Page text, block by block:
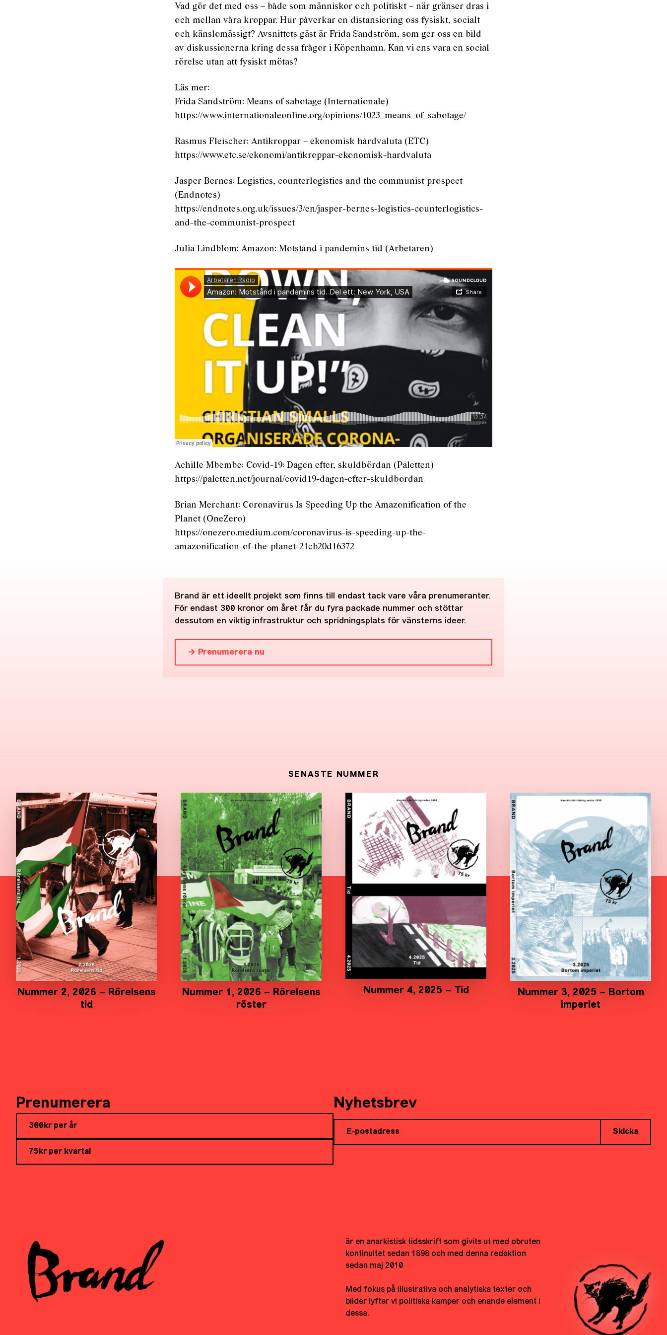
Vad gör det med oss – både som människor och politiskt – när gränser dras i
och mellan våra kroppar. Hur påverkar en distansiering oss fysiskt, socialt
och känslomässigt? Avsnittets gäst är Frida Sandström, som ger oss en bild
av diskussionerna kring dessa frågor i Köpenhamn. Kan vi ens vara en social
rörelse utan att fysiskt mötas?
Läs mer:
Frida Sandström: Means of sabotage (Internationale)
https://www.internationaleonline.org/opinions/1023_means_of_sabotage/
Rasmus Fleischer: Antikroppar – ekonomisk hårdvaluta (ETC)
https://www.etc.se/ekonomi/antikroppar-ekonomisk-hardvaluta
Jasper Bernes: Logistics, counterlogistics and the communist prospect
(Endnotes)
https://endnotes.org.uk/issues/3/en/jasper-bernes-logistics-counterlogistics-
and-the-communist-prospect
Julia Lindblom: Amazon: Motstånd i pandemins tid (Arbetaren)
Achille Mbembe: Covid-19: Dagen efter, skuldbördan (Paletten)
https://paletten.net/journal/covid19-dagen-efter-skuldbordan
Brian Merchant: Coronavirus Is Speeding Up the Amazonification of the
Planet (OneZero)
https://onezero.medium.com/coronavirus-is-speeding-up-the-
amazonification-of-the-planet-21cb20d16372
Brand är ett ideellt projekt som finns till endast tack vare våra prenumeranter.
För endast 300 kronor om året får du fyra packade nummer och stöttar
dessutom en viktig infrastruktur och spridningsplats för vänsterns ideer.
→ Prenumerera nu
SENASTE NUMMER
Nummer 2, 2026 – Rörelsens
tid
Nummer 1, 2026 – Rörelsens
röster
Nummer 4, 2025 – Tid
Nummer 3, 2025 – Bortom
imperiet
Prenumerera
300kr per år
75kr per kvartal
Nyhetsbrev
Skicka
är en anarkistisk tidsskrift som givits ut med obruten
kontinuitet sedan 1898 och med denna redaktion
sedan maj 2010
Med fokus på illustrativa och analytiska texter och
bilder lyfter vi politiska kamper och enande element i
dessa.